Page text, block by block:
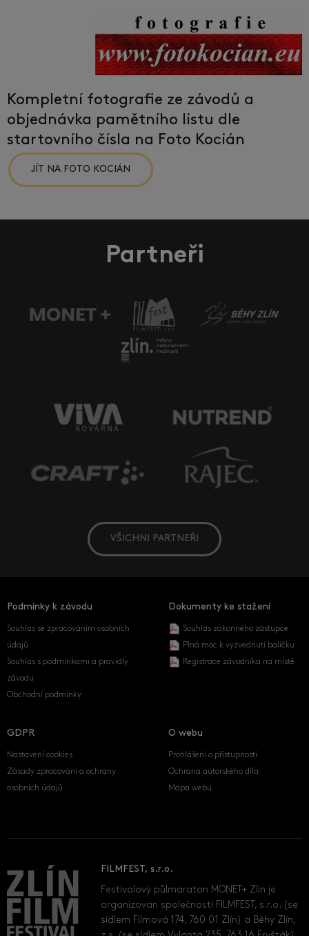
Kompletní fotografie ze závodů a
objednávka pamětního listu dle
startovního čísla na Foto Kocián
JÍT NA FOTO KOCIÁN
Partneři
VŠICHNI PARTNEŘI
Podmínky k závodu
Souhlas se zpracováním osobních
údajů
Souhlas s podmínkami a pravidly
závodu
Obchodní podmínky
Dokumenty ke stažení
Souhlas zákonného zástupce
Plná moc k vyzvednutí balíčku
Registrace závodníka na místě
GDPR
Nastavení cookies
Zásady zpracování a ochrany
osobních údajů
O webu
Prohlášení o přístupnosti
Ochrana autorského díla
Mapa webu
FILMFEST, s.r.o.
Festivalový půlmaraton MONET+ Zlín je
organizován společností FILMFEST, s.r.o. (se
sídlem Filmová 174, 760 01 Zlín) a Běhy Zlín,